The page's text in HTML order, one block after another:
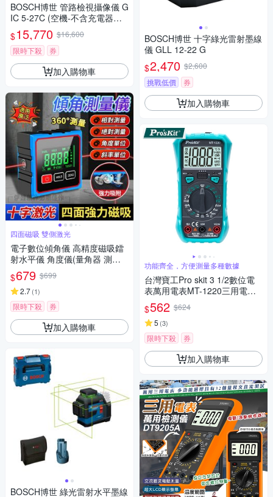
BOSCH博世 管路檢視攝像儀 G
IC 5-27C (空機-不含充電器及
電池)
$15,770 $16,600
限時下殺
券
加入購物車
四面磁吸 雙側激光
電子數位傾角儀 高精度磁吸鐳
射水平儀 角度儀(量角器 測平
儀 角度尺 角度測量)
$679 $699
2.7(1)
限時下殺 券
加入購物車
BOSCH博世 綠光雷射水平墨線
BOSCH博世 十字綠光雷射墨線
儀 GLL 12-22 G
$2,470 $2,600
挑戰低價
券
加入購物車
功能齊全，方便測量多種數據
台灣寶工Pro skit 3 1/2數位電
表萬用電表MT-1220三用電錶
(自動歸零;防雜訊干擾;可量交
流直流電壓2mA電流電阻電晶
體二極體NCV;雙保險絲;全檔位
保護)
$562 $624
5 (3)
限時下殺 券
加入購物車